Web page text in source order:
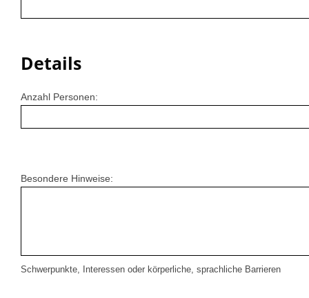
Details
Anzahl Personen:
Besondere Hinweise:
Schwerpunkte, Interessen oder körperliche, sprachliche Barrieren